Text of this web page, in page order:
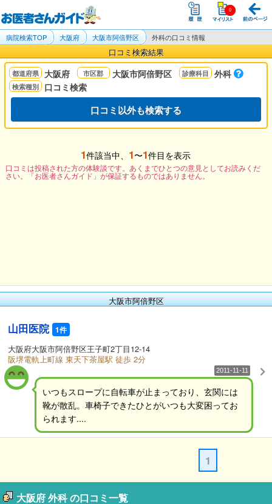
病院検索TOP 大阪府 大阪市阿倍野区 外科の口コミ情報
口コミ検索結果
大阪府 大阪市阿倍野区
外科
口コミ検索
口コミ以外も検索する
1件該当中、 1〜1件目を表示
口コミは投稿された方の体験談です。あくまでひとつの意見としてお読みくだ
さい。「お医者さんガイド」が保証するものではありません。
大阪市阿倍野区
山田医院 1件
大阪府大阪市阿倍野区王子町2丁目12-14
阪堺電軌上町線 東天下茶屋駅 徒歩 2分
2011-11-11
いつもスロープに自転車が止まっており、玄関には
靴が散乱。車椅子できたひとがいつも大変困ってお
られます....
1
大阪府 外科 の口コミ一覧